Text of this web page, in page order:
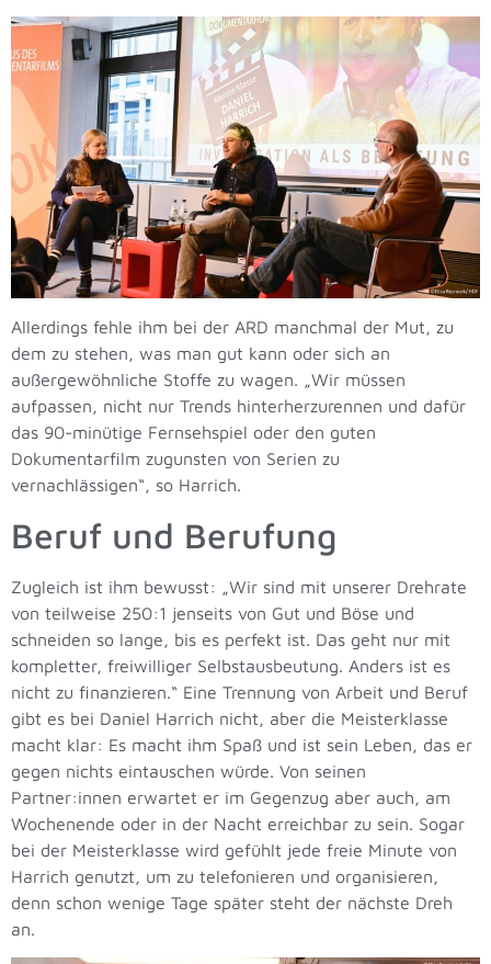
Allerdings fehle ihm bei der ARD manchmal der Mut, zu
dem zu stehen, was man gut kann oder sich an
außergewöhnliche Stoffe zu wagen. „Wir müssen
aufpassen, nicht nur Trends hinterherzurennen und dafür
das 90-minütige Fernsehspiel oder den guten
Dokumentarfilm zugunsten von Serien zu
vernachlässigen“, so Harrich.
Beruf und Berufung
Zugleich ist ihm bewusst: „Wir sind mit unserer Drehrate
von teilweise 250:1 jenseits von Gut und Böse und
schneiden so lange, bis es perfekt ist. Das geht nur mit
kompletter, freiwilliger Selbstausbeutung. Anders ist es
nicht zu finanzieren.“ Eine Trennung von Arbeit und Beruf
gibt es bei Daniel Harrich nicht, aber die Meisterklasse
macht klar: Es macht ihm Spaß und ist sein Leben, das er
gegen nichts eintauschen würde. Von seinen
Partner:innen erwartet er im Gegenzug aber auch, am
Wochenende oder in der Nacht erreichbar zu sein. Sogar
bei der Meisterklasse wird gefühlt jede freie Minute von
Harrich genutzt, um zu telefonieren und organisieren,
denn schon wenige Tage später steht der nächste Dreh
an.